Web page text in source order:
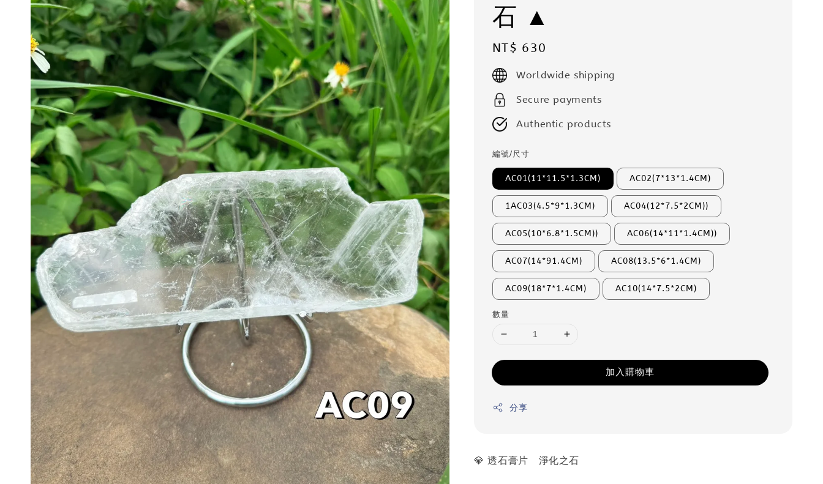
石 ▲
Regular
price
NT$ 630
Worldwide shipping
Secure payments
Authentic products
編號/尺寸
AC01(11*11.5*1.3CM) AC02(7*13*1.4CM)
1AC03(4.5*9*1.3CM) AC04(12*7.5*2CM))
AC05(10*6.8*1.5CM)) AC06(14*11*1.4CM))
AC07(14*91.4CM) AC08(13.5*6*1.4CM)
AC09(18*7*1.4CM) AC10(14*7.5*2CM)
數量
加入購物車
分享
💎 透石膏片 淨化之石